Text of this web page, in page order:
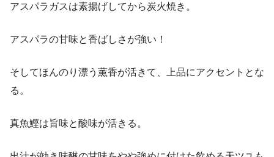
アスパラガスは素揚げしてから炭火焼き。
アスパラの甘味と香ばしさが強い！
そしてほんのり漂う薫香が活きて、上品にアクセントとな
る。
真魚鰹は旨味と酸味が活きる。